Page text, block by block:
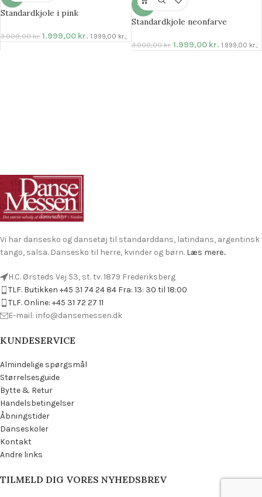
Standardkjole i pink
3.000,00kr. 1.999,00 kr. 1.999,00 kr.;
-33%
Standardkjole neonfarve
3.000,00kr. 1.999,00 kr. 1.999,00 kr.;
Vi har dansesko og dansetøj til standarddans, latindans, argentinsk
tango, salsa. Dansesko til herre, kvinder og børn. Læs mere..
H.C. Ørsteds Vej 53, st. tv. 1879 Frederiksberg
TLF. Butikken +45 31 74 24 84 Fra: 13: 30 til 18:00
TLF. Online: +45 31 72 27 11
E-mail: info@dansemessen.dk
KUNDESERVICE
Almindelige spørgsmål
Størrelsesguide
Bytte & Retur
Handelsbetingelser
Åbningstider
Danseskoler
Kontakt
Andre links
TILMELD DIG VORES NYHEDSBREV